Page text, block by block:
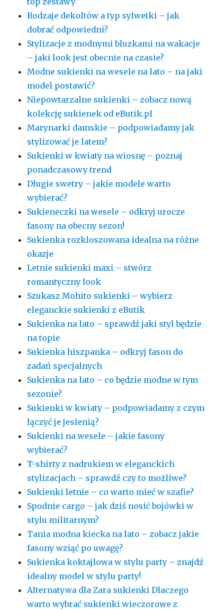
Rodzaje dekoltów a typ sylwetki – jak
dobrać odpowiedni?
Stylizacje z modnymi bluzkami na wakacje
– jaki look jest obecnie na czasie?
Modne sukienki na wesele na lato – na jaki
model postawić?
Niepowtarzalne sukienki – zobacz nową
kolekcję sukienek od eButik.pl
Marynarki damskie – podpowiadamy jak
stylizować je latem?
Sukienki w kwiaty na wiosnę – poznaj
ponadczasowy trend
Długie swetry – jakie modele warto
wybierać?
Sukieneczki na wesele – odkryj urocze
fasony na obecny sezon!
Sukienka rozkloszowana idealna na różne
okazje
Letnie sukienki maxi – stwórz
romantyczny look
Szukasz Mohito sukienki – wybierz
eleganckie sukienki z eButik
Sukienka na lato – sprawdź jaki styl będzie
na topie
Sukienka hiszpanka – odkryj fason do
zadań specjalnych
Sukienka na lato – co będzie modne w tym
sezonie?
Sukienki w kwiaty – podpowiadamy z czym
łączyć je jesienią?
Sukienki na wesele – jakie fasony
wybierać?
T-shirty z nadrukiem w eleganckich
stylizacjach – sprawdź czy to możliwe?
Sukienki letnie – co warto mieć w szafie?
Spodnie cargo – jak dziś nosić bojówki w
stylu militarnym?
Tania modna kiecka na lato – zobacz jakie
fasony wziąć po uwagę?
Sukienka koktajlowa w stylu party – znajdź
idealny model w stylu party!
Alternatywa dla Zara sukienki Dlaczego
warto wybrać sukienki wieczorowe z